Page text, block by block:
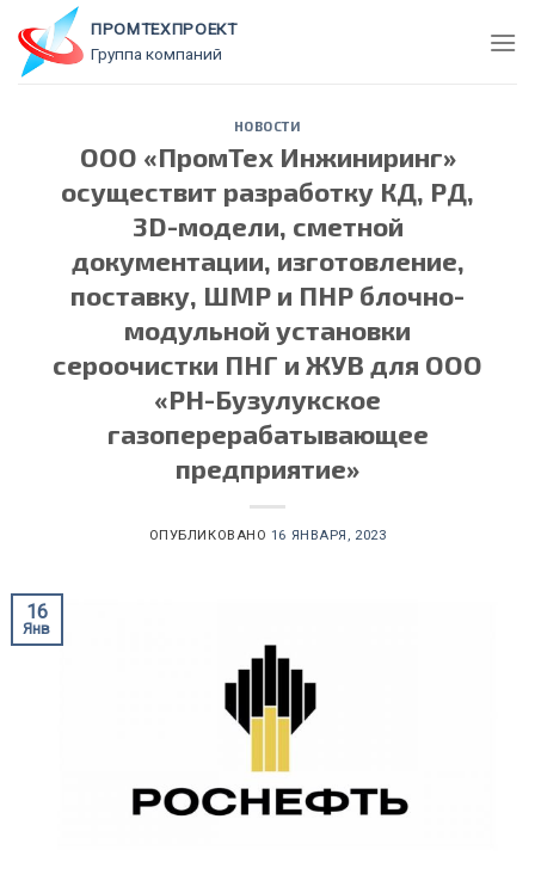
content
ПРОМТЕХПРОЕКТ
Группа компаний
НОВОСТИ
ООО «ПромТех Инжиниринг»
осуществит разработку КД, РД,
3D-модели, сметной
документации, изготовление,
поставку, ШМР и ПНР блочно-
модульной установки
сероочистки ПНГ и ЖУВ для ООО
«РН-Бузулукское
газоперерабатывающее
предприятие»
ОПУБЛИКОВАНО 16 ЯНВАРЯ, 2023
16
Янв